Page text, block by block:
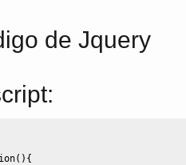
de Jquery
:
( ) {